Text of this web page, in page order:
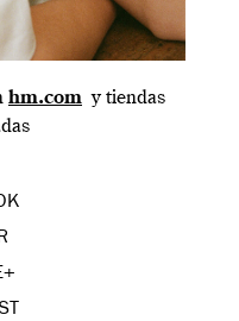
hm.com y tiendas